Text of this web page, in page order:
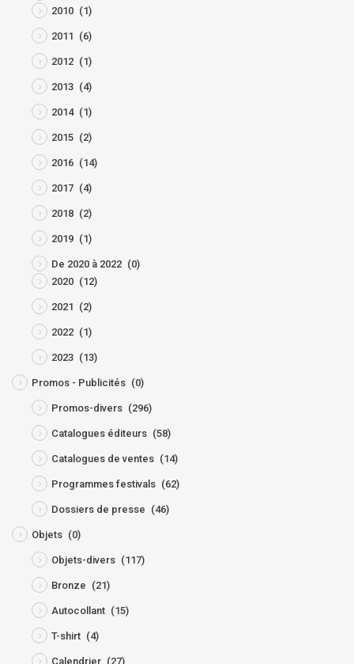
2010 (1)
2011 (6)
2012 (1)
2013 (4)
2014 (1)
2015 (2)
2016 (14)
2017 (4)
2018 (2)
2019 (1)
De 2020 à 2022 (0)
2020 (12)
2021 (2)
2022 (1)
2023 (13)
Promos - Publicités (0)
Promos-divers (296)
Catalogues éditeurs (58)
Catalogues de ventes (14)
Programmes festivals (62)
Dossiers de presse (46)
Objets (0)
Objets-divers (117)
Bronze (21)
Autocollant (15)
T-shirt (4)
Calendrier (27)